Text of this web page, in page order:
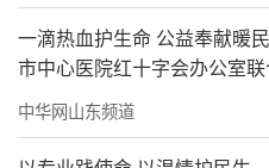
一滴热血护生命 公益奉献暖
市中心医院红十字会办公室
展2026年“世界献血者日”活
中华网山东频道